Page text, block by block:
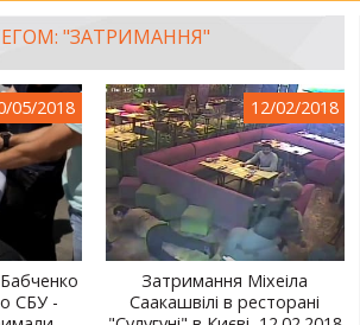
ПРОЕКТИ
"ЗАТРИМАННЯ"
05/2018
СБУ -
12/02/2018
Затримання Міхеіла
Саакашвілі в ресторані